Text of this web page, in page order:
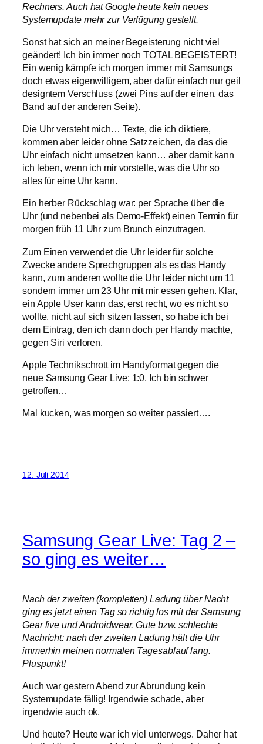
Rechners. Auch hat Google heute kein neues
Systemupdate mehr zur Verfügung gestellt.
Sonst hat sich an meiner Begeisterung nicht viel
geändert! Ich bin immer noch TOTAL BEGEISTERT!
Ein wenig kämpfe ich morgen immer mit Samsungs
doch etwas eigenwilligem, aber dafür einfach nur geil
designtem Verschluss (zwei Pins auf der einen, das
Band auf der anderen Seite).
Die Uhr versteht mich… Texte, die ich diktiere,
kommen aber leider ohne Satzzeichen, da das die
Uhr einfach nicht umsetzen kann… aber damit kann
ich leben, wenn ich mir vorstelle, was die Uhr so
alles für eine Uhr kann.
Ein herber Rückschlag war: per Sprache über die
Uhr (und nebenbei als Demo-Effekt) einen Termin für
morgen früh 11 Uhr zum Brunch einzutragen.
Zum Einen verwendet die Uhr leider für solche
Zwecke andere Sprechgruppen als es das Handy
kann, zum anderen wollte die Uhr leider nicht um 11
sondern immer um 23 Uhr mit mir essen gehen. Klar,
ein Apple User kann das, erst recht, wo es nicht so
wollte, nicht auf sich sitzen lassen, so habe ich bei
dem Eintrag, den ich dann doch per Handy machte,
gegen Siri verloren.
Apple Technikschrott im Handyformat gegen die
neue Samsung Gear Live: 1:0. Ich bin schwer
getroffen…
Mal kucken, was morgen so weiter passiert….
12. Juli 2014
Samsung Gear Live: Tag 2 –
so ging es weiter…
Nach der zweiten (kompletten) Ladung über Nacht
ging es jetzt einen Tag so richtig los mit der Samsung
Gear live und Androidwear. Gute bzw. schlechte
Nachricht: nach der zweiten Ladung hält die Uhr
immerhin meinen normalen Tagesablauf lang.
Pluspunkt!
Auch war gestern Abend zur Abrundung kein
Systemupdate fällig! Irgendwie schade, aber
irgendwie auch ok.
Und heute? Heute war ich viel unterwegs. Daher hat